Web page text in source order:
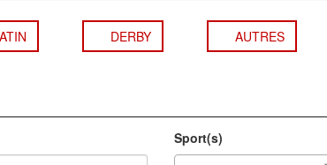
DERBY AUTRES
Sport(s)